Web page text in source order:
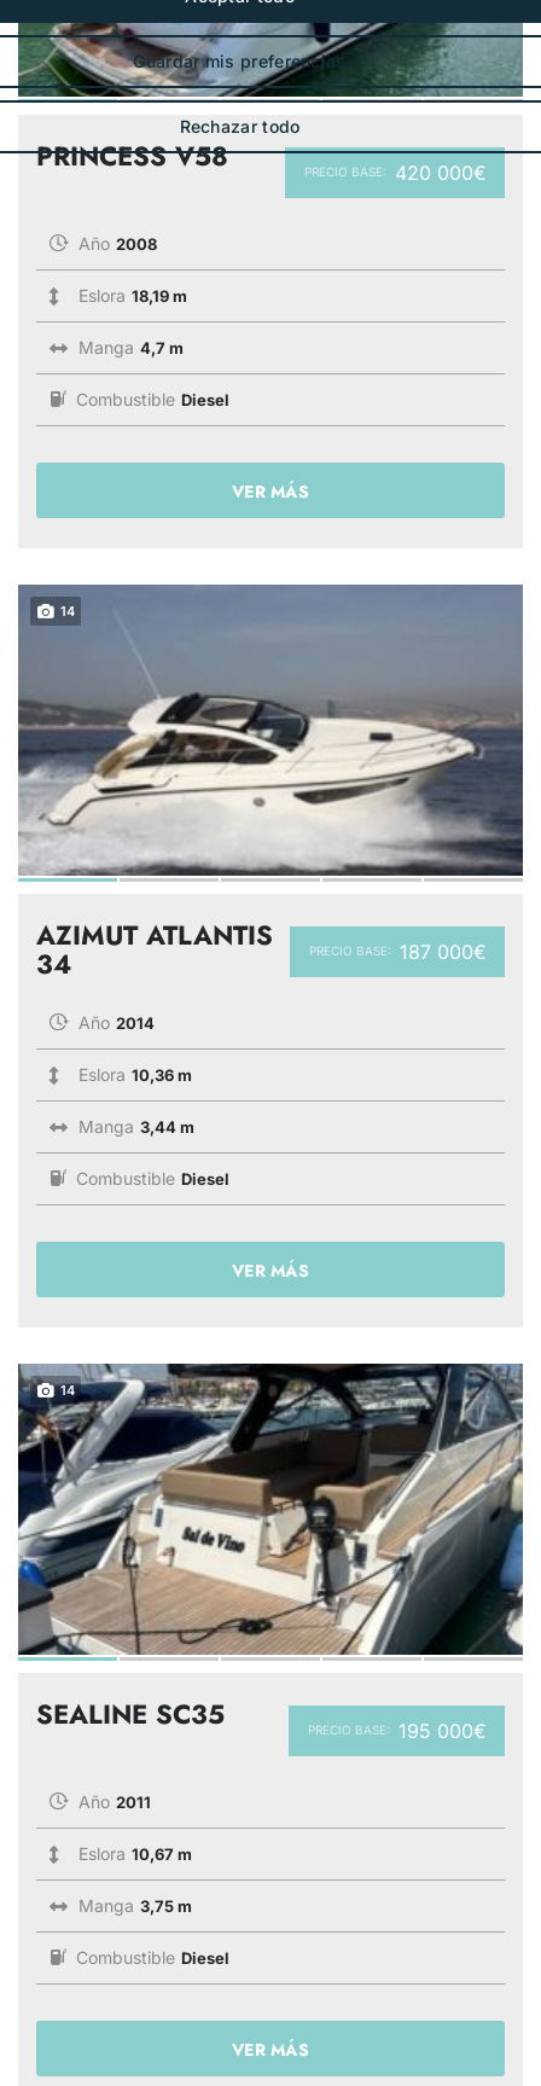
PRECIO BASE: 420 000€
PRINCESS V58
Año 2008
Eslora 18,19 m
Manga 4,7 m
Combustible Diesel
VER MÁS
14
PRECIO BASE: 187 000€
AZIMUT ATLANTIS
34
Año 2014
Eslora 10,36 m
Manga 3,44 m
Combustible Diesel
VER MÁS
14
PRECIO BASE: 195 000€
SEALINE SC35
Año 2011
Eslora 10,67 m
Manga 3,75 m
Combustible Diesel
VER MÁS